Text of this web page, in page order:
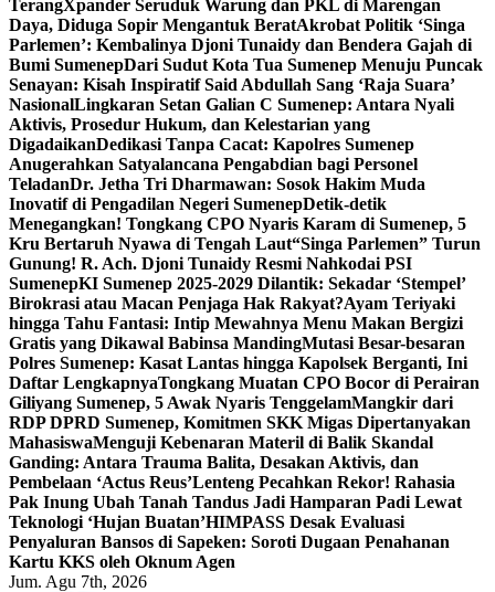
TerangXpander Seruduk Warung dan PKL di Marengan
Daya, Diduga Sopir Mengantuk BeratAkrobat Politik ‘Singa
Parlemen’: Kembalinya Djoni Tunaidy dan Bendera Gajah di
Bumi SumenepDari Sudut Kota Tua Sumenep Menuju Puncak
Senayan: Kisah Inspiratif Said Abdullah Sang ‘Raja Suara’
NasionalLingkaran Setan Galian C Sumenep: Antara Nyali
Aktivis, Prosedur Hukum, dan Kelestarian yang
DigadaikanDedikasi Tanpa Cacat: Kapolres Sumenep
Anugerahkan Satyalancana Pengabdian bagi Personel
TeladanDr. Jetha Tri Dharmawan: Sosok Hakim Muda
Inovatif di Pengadilan Negeri SumenepDetik-detik
Menegangkan! Tongkang CPO Nyaris Karam di Sumenep, 5
Kru Bertaruh Nyawa di Tengah Laut“Singa Parlemen” Turun
Gunung! R. Ach. Djoni Tunaidy Resmi Nahkodai PSI
SumenepKI Sumenep 2025-2029 Dilantik: Sekadar ‘Stempel’
Birokrasi atau Macan Penjaga Hak Rakyat?Ayam Teriyaki
hingga Tahu Fantasi: Intip Mewahnya Menu Makan Bergizi
Gratis yang Dikawal Babinsa MandingMutasi Besar-besaran
Polres Sumenep: Kasat Lantas hingga Kapolsek Berganti, Ini
Daftar LengkapnyaTongkang Muatan CPO Bocor di Perairan
Giliyang Sumenep, 5 Awak Nyaris TenggelamMangkir dari
RDP DPRD Sumenep, Komitmen SKK Migas Dipertanyakan
MahasiswaMenguji Kebenaran Materil di Balik Skandal
Ganding: Antara Trauma Balita, Desakan Aktivis, dan
Pembelaan ‘Actus Reus’Lenteng Pecahkan Rekor! Rahasia
Pak Inung Ubah Tanah Tandus Jadi Hamparan Padi Lewat
Teknologi ‘Hujan Buatan’HIMPASS Desak Evaluasi
Penyaluran Bansos di Sapeken: Soroti Dugaan Penahanan
Kartu KKS oleh Oknum Agen
Jum. Agu 7th, 2026